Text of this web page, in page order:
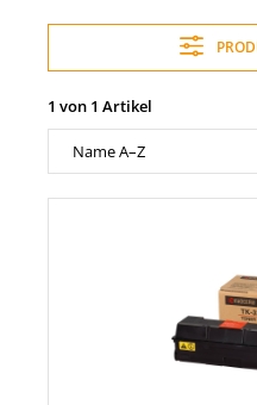
1 von 1 Artikel